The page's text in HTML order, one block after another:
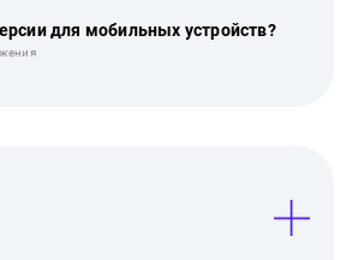
для мобильных устройств?